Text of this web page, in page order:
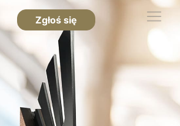
Zgłoś się